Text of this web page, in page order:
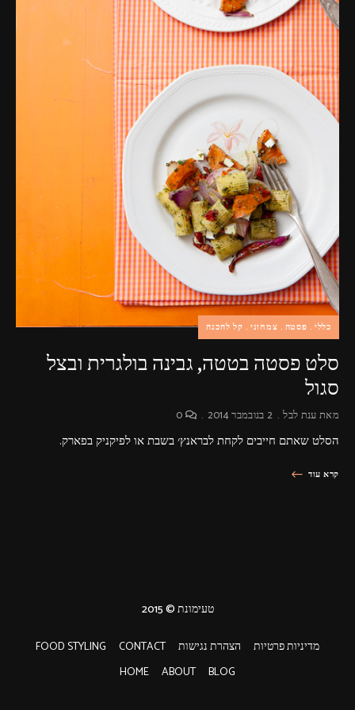
פרסומות,
מדיה
דיגיטלית
ועוד.
כללי פסטה צמחוני קל להכנה
סלט פסטה בטטה, גבינה בולגרית ובצל
סגול
מאתענת לבל 2 בנובמבר 2014
הסלט שאתם חייבים לקחת לבראנץ׳ בשבת או לפיקניק בפארק.
קרא עוד
מדיניות פרטיות הצהרת נגישות CONTACT
FOOD STYLING
BLOG
ABOUT
HOME
טעימונת © 2015